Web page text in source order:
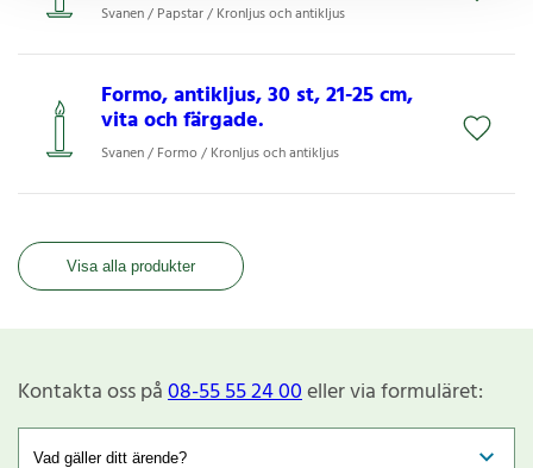
Svanen / Papstar / Kronljus och antikljus
Formo, antikljus, 30 st, 21-25 cm,
vita och färgade.
Svanen / Formo / Kronljus och antikljus
Visa alla produkter
Kontakta oss på08-55 55 24 00eller via formuläret: